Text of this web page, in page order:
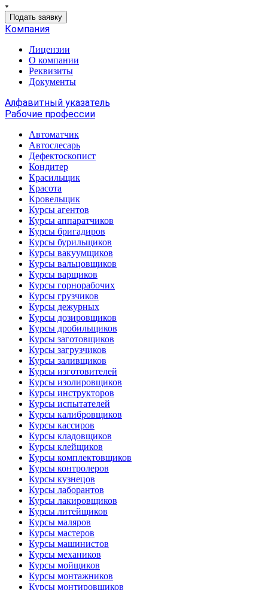
Подать заявку
Компания
Лицензии
О компании
Реквизиты
Документы
Алфавитный указатель
Рабочие профессии
Автоматчик
Автослесарь
Дефектоскопист
Кондитер
Красильщик
Красота
Кровельщик
Курсы агентов
Курсы аппаратчиков
Курсы бригадиров
Курсы бурильщиков
Курсы вакуумщиков
Курсы вальцовщиков
Курсы варщиков
Курсы горнорабочих
Курсы грузчиков
Курсы дежурных
Курсы дозировщиков
Курсы дробильщиков
Курсы заготовщиков
Курсы загрузчиков
Курсы заливщиков
Курсы изготовителей
Курсы изолировщиков
Курсы инструкторов
Курсы испытателей
Курсы калибровщиков
Курсы кассиров
Курсы кладовщиков
Курсы клейщиков
Курсы комплектовщиков
Курсы контролеров
Курсы кузнецов
Курсы лаборантов
Курсы лакировщиков
Курсы литейщиков
Курсы маляров
Курсы мастеров
Курсы машинистов
Курсы механиков
Курсы мойщиков
Курсы монтажников
Курсы монтировщиков